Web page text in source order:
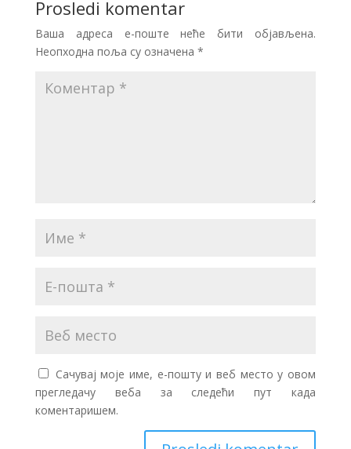
Prosledi komentar
Ваша адреса е-поште неће бити објављена.
Неопходна поља су означена *
Сачувај моје име, е-пошту и веб место у овом
прегледачу веба за следећи пут када
коментаришем.